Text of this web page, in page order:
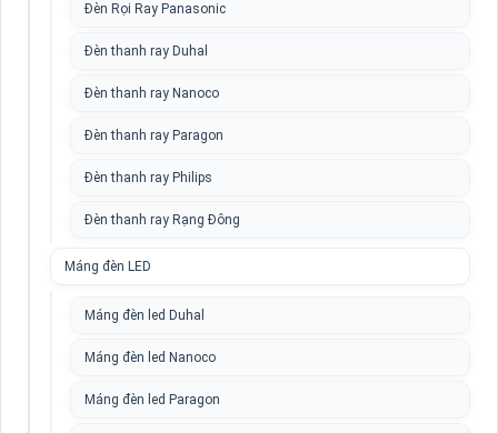
Đèn Rọi Ray Panasonic
Đèn thanh ray Duhal
Đèn thanh ray Nanoco
Đèn thanh ray Paragon
Đèn thanh ray Philips
Đèn thanh ray Rạng Đông
Máng đèn LED
Máng đèn led Duhal
Máng đèn led Nanoco
Máng đèn led Paragon